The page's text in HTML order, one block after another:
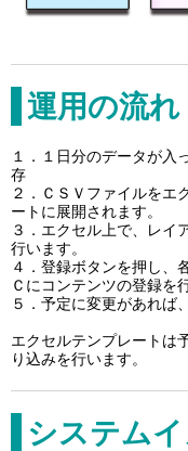
運用の流れ
１．１日分のデータが入
存
２．ＣＳＶファイルをエ
ートに展開されます。
３．エクセル上で、レイ
行います。
４．登録ボタンを押し、
Ｃにコンテンツの登録を
５．予定に変更があれば
エクセルテンプレートは
り込みを行います。
システム